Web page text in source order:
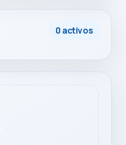
0 activos